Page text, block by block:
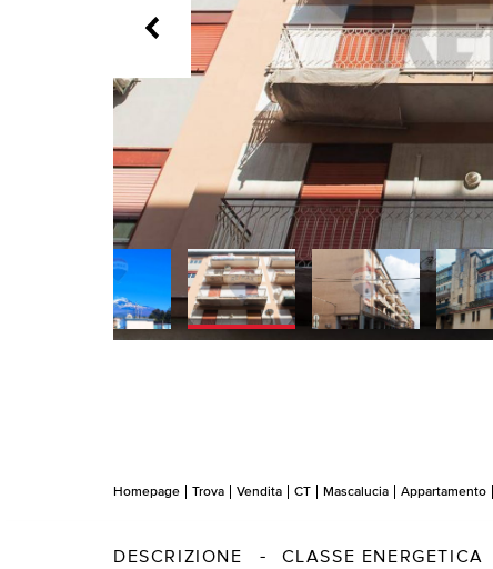
Homepage Trova Vendita CT Mascalucia Appartamento
DESCRIZIONE CLASSE ENERGETICA